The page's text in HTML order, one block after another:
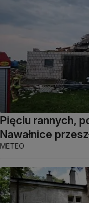
Pięciu rannych,
Nawałnice
METEO